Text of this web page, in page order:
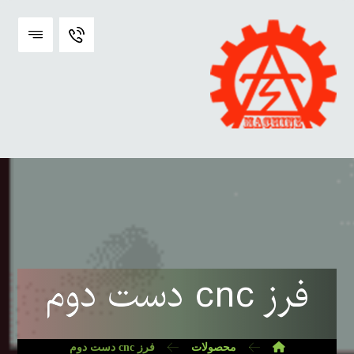
فرز cnc دست دوم
محصولات فرز cnc دست دوم